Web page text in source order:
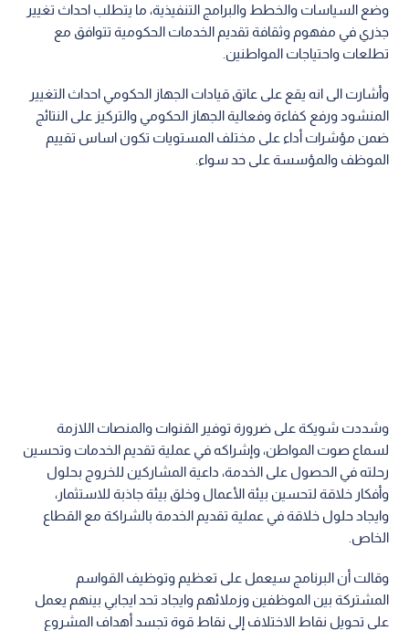
وضع السياسات والخطط والبرامج التنفيذية، ما يتطلب احداث تغيير
جذري في مفهوم وثقافة تقديم الخدمات الحكومية تتوافق مع
تطلعات واحتياجات المواطنين.
وأشارت الى انه يقع على عاتق قيادات الجهاز الحكومي احداث التغيير
المنشود ورفع كفاءة وفعالية الجهاز الحكومي والتركيز على النتائج
ضمن مؤشرات أداء على مختلف المستويات تكون اساس تقييم
الموظف والمؤسسة على حد سواء.
وشددت شويكة على ضرورة توفير القنوات والمنصات اللازمة
لسماع صوت المواطن، وإشراكه في عملية تقديم الخدمات وتحسين
رحلته في الحصول على الخدمة، داعية المشاركين للخروج بحلول
وأفكار خلاقة لتحسين بيئة الأعمال وخلق بيئة جاذبة للاستثمار،
وايجاد حلول خلاقة في عملية تقديم الخدمة بالشراكة مع القطاع
الخاص.
وقالت أن البرنامج سيعمل على تعظيم وتوظيف القواسم
المشتركة بين الموظفين وزملائهم وايجاد تحد ايجابي بينهم يعمل
على تحويل نقاط الاختلاف إلى نقاط قوة تجسد أهداف المشروع